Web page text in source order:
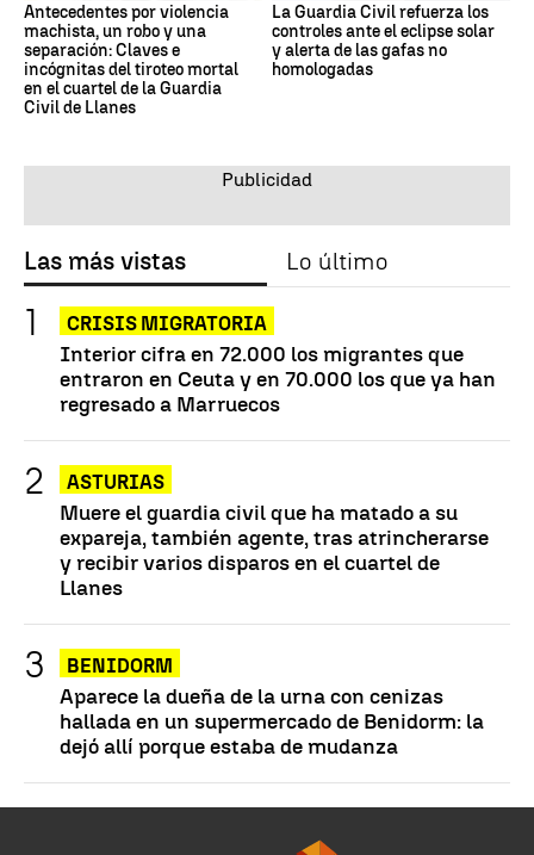
Antecedentes por violencia
machista, un robo y una
separación: Claves e
incógnitas del tiroteo mortal
en el cuartel de la Guardia
Civil de Llanes
La Guardia Civil refuerza los
controles ante el eclipse solar
y alerta de las gafas no
homologadas
Las más vistas Lo último
CRISIS MIGRATORIA
Interior cifra en 72.000 los migrantes que
entraron en Ceuta y en 70.000 los que ya han
regresado a Marruecos
ASTURIAS
Muere el guardia civil que ha matado a su
expareja, también agente, tras atrincherarse
y recibir varios disparos en el cuartel de
Llanes
BENIDORM
Aparece la dueña de la urna con cenizas
hallada en un supermercado de Benidorm: la
dejó allí porque estaba de mudanza